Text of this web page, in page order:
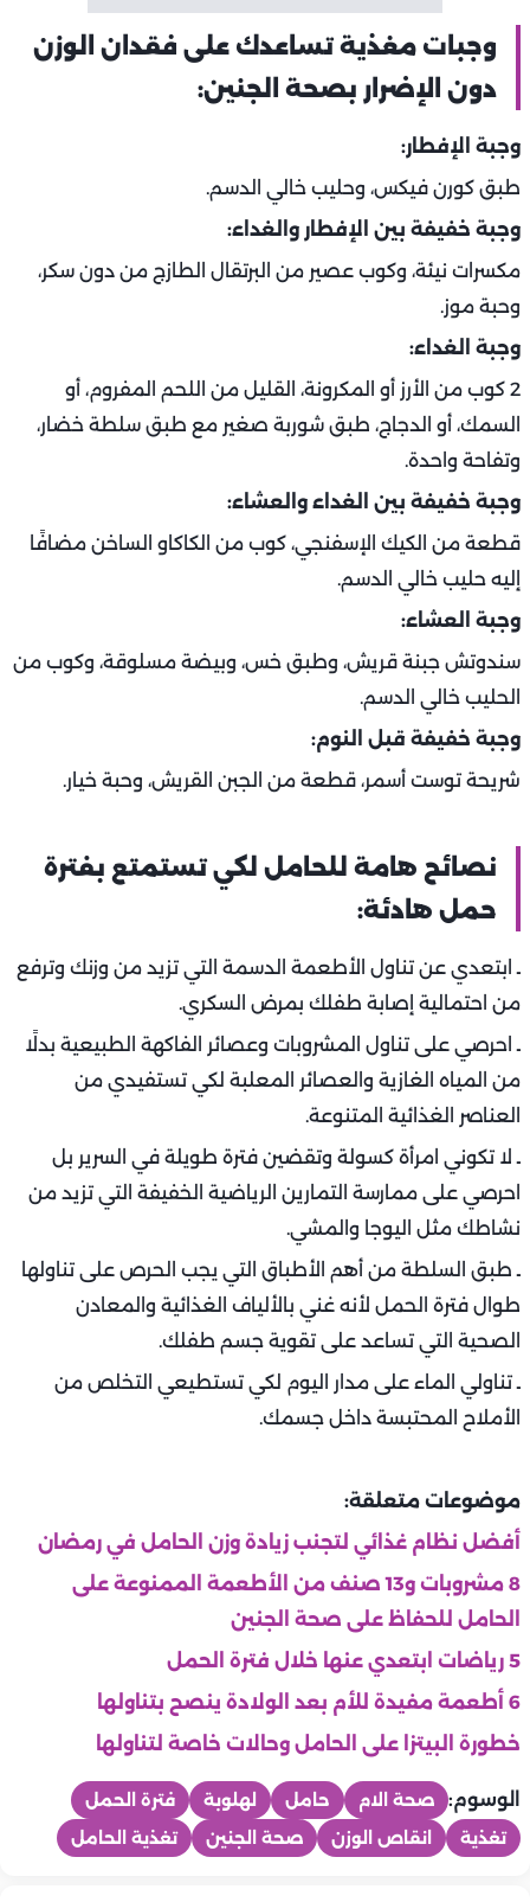
وجبات مغذية تساعدك على فقدان الوزن
دون الإضرار بصحة الجنين:
وجبة الإفطار:
طبق كورن فيكس، وحليب خالي الدسم.
وجبة خفيفة بين الإفطار والغداء:
مكسرات نيئة، وكوب عصير من البرتقال الطازج من دون سكر،
وحبة موز.
وجبة الغداء:
2 كوب من الأرز أو المكرونة، القليل من اللحم المفروم، أو
السمك، أو الدجاج، طبق شوربة صغير مع طبق سلطة خضار،
وتفاحة واحدة.
وجبة خفيفة بين الغداء والعشاء:
قطعة من الكيك الإسفنجي، كوب من الكاكاو الساخن مضافًا
إليه حليب خالي الدسم.
وجبة العشاء:
سندوتش جبنة قريش، وطبق خس، وبيضة مسلوقة، وكوب من
الحليب خالي الدسم.
وجبة خفيفة قبل النوم:
شريحة توست أسمر، قطعة من الجبن القريش، وحبة خيار.
نصائح هامة للحامل لكي تستمتع بفترة
حمل هادئة:
ـ ابتعدي عن تناول الأطعمة الدسمة التي تزيد من وزنك وترفع
من احتمالية إصابة طفلك بمرض السكري.
ـ احرصي على تناول المشروبات وعصائر الفاكهة الطبيعية بدلًا
من المياه الغازية والعصائر المعلبة لكي تستفيدي من
العناصر الغذائية المتنوعة.
ـ لا تكوني امرأة كسولة وتقضين فترة طويلة في السرير بل
احرصي على ممارسة التمارين الرياضية الخفيفة التي تزيد من
نشاطك مثل اليوجا والمشي.
ـ طبق السلطة من أهم الأطباق التي يجب الحرص على تناولها
طوال فترة الحمل لأنه غني بالألياف الغذائية والمعادن
الصحية التي تساعد على تقوية جسم طفلك.
ـ تناولي الماء على مدار اليوم لكي تستطيعي التخلص من
الأملاح المحتبسة داخل جسمك.
موضوعات متعلقة:
أفضل نظام غذائي لتجنب زيادة وزن الحامل في رمضان
8 مشروبات و13 صنف من الأطعمة الممنوعة على
الحامل للحفاظ على صحة الجنين
5 رياضات ابتعدي عنها خلال فترة الحمل
6 أطعمة مفيدة للأم بعد الولادة ينصح بتناولها
خطورة البيتزا على الحامل وحالات خاصة لتناولها
الوسوم: صحة الام حامل لهلوبة
فترة الحمل
تغذية
انقاص الوزن صحة الجنين تغذية الحامل